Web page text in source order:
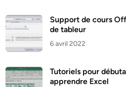
Support de cours
de tableur
6 avril 2022
Tutoriels pour
apprendre Excel